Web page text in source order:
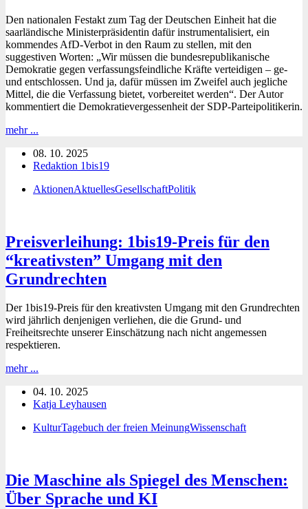
Den nationalen Festakt zum Tag der Deutschen Einheit hat die
saarländische Ministerpräsidentin dafür instrumentalisiert, ein
kommendes AfD-Verbot in den Raum zu stellen, mit den
suggestiven Worten: „Wir müssen die bundesrepublikanische
Demokratie gegen verfassungsfeindliche Kräfte verteidigen – ge-
und entschlossen. Und ja, dafür müssen im Zweifel auch jegliche
Mittel, die die Verfassung bietet, vorbereitet werden“. Der Autor
kommentiert die Demokratievergessenheit der SDP-Parteipolitikerin.
mehr ...
Tag
der
Einheit
08. 10. 2025
Redaktion 1bis19
AktionenAktuellesGesellschaftPolitik
Preisverleihung: 1bis19-Preis für den
“kreativsten” Umgang mit den
Grundrechten
Der 1bis19-Preis für den kreativsten Umgang mit den Grundrechten
wird jährlich denjenigen verliehen, die die Grund- und
Freiheitsrechte unserer Einschätzung nach nicht angemessen
respektieren.
mehr ...
Preis
für
“kreativsten”
Grundrechten
04. 10. 2025
Katja Leyhausen
KulturTagebuch der freien MeinungWissenschaft
Die Maschine als Spiegel des Menschen:
Über Sprache und KI